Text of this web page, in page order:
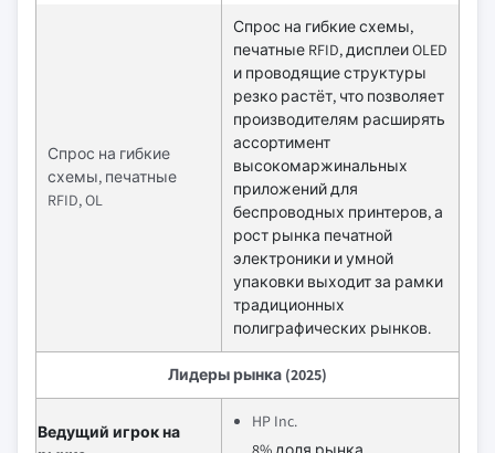
Спрос на гибкие
схемы, печатные
RFID, OL
Спрос на гибкие схемы,
печатные RFID, дисплеи OLED
и проводящие структуры
резко растёт, что позволяет
производителям расширять
ассортимент
высокомаржинальных
приложений для
беспроводных принтеров, а
рост рынка печатной
электроники и умной
упаковки выходит за рамки
традиционных
полиграфических рынков.
Лидеры рынка (2025)
Ведущий игрок на
HP Inc.